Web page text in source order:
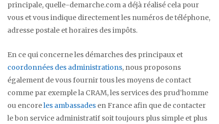
principale, quelle-demarche.com a déjà réalisé cela pour
vous et vous indique directement les numéros de téléphone,
adresse postale et horaires des impôts.
En ce qui concerne les démarches des principaux et
coordonnées des administrations, nous proposons
également de vous fournir tous les moyens de contact
comme par exemple la CRAM, les services des prud’homme
ou encoreles ambassades en France afin que de contacter
le bon service administratif soit toujours plus simple et plus